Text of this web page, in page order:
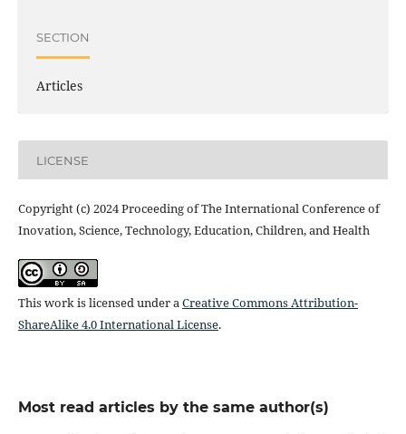
SECTION
Articles
LICENSE
Copyright (c) 2024 Proceeding of The International Conference of
Inovation, Science, Technology, Education, Children, and Health
This work is licensed under aCreative Commons Attribution-
ShareAlike 4.0 International License.
Most read articles by the same author(s)